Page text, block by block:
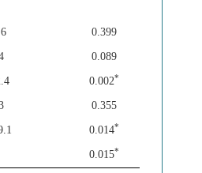
0.399
0.089
0.002*
0.355
0.014*
0.015*